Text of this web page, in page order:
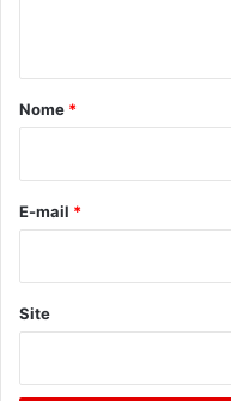
r
*
Nome *
E-mail *
Site